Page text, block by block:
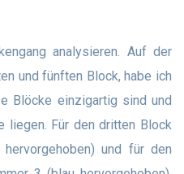
und fünften Block, habe ich
Blöcke einzigartig sind und
liegen. Für den dritten Block
und für den